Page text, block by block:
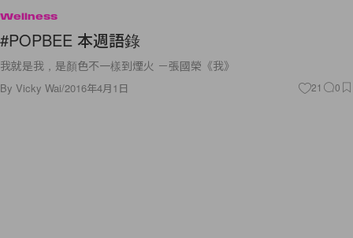
Wellness
#POPBEE 本週語錄
我就是我，是顏色不一樣到煙火 －張國榮《我》
By Vicky Wai/2016年4月1日 21 0